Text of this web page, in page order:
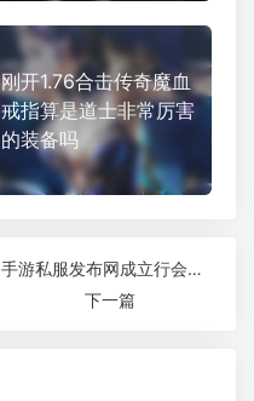
刚开1.76合击传奇魔血
戒指算是道士非常厉害
的装备吗
手游私服发布网成立行会会长要做什么
下一篇